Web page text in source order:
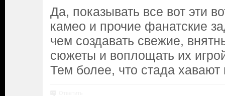
Да, показывать все вот эти
камео и прочие фанатские
чем создавать свежие,
сюжеты и воплощать их
Тем более, что стада хавают